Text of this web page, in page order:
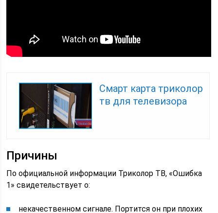
Смарт карта триколор
тв для телевизора
Причины
По официальной информации Триколор ТВ, «Ошибка
1» свидетельствует о:
некачественном сигнале. Портится он при плохих